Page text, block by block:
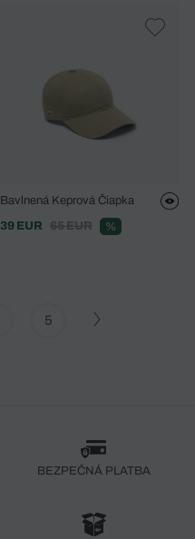
Bavlnená Keprová Čiapka
39 EUR
65 EUR %
5
BEZPEČNÁ PLATBA